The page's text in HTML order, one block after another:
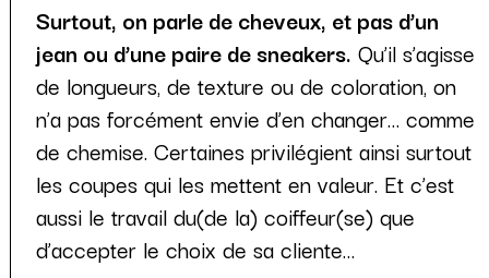
Surtout, on parle de cheveux, et pas d’un
jean ou d’une paire de sneakers. Qu’il s’agisse
de longueurs, de texture ou de coloration, on
n’a pas forcément envie d’en changer… comme
de chemise. Certaines privilégient ainsi surtout
les coupes qui les mettent en valeur. Et c’est
aussi le travail du(de la) coiffeur(se) que
d’accepter le choix de sa cliente…